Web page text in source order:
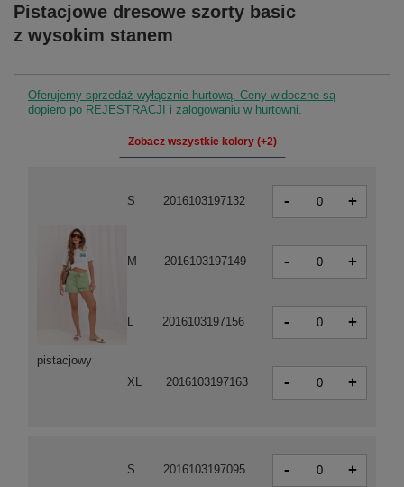
Pistacjowe dresowe szorty basic
z wysokim stanem
Oferujemy sprzedaż wyłącznie hurtową. Ceny widoczne są
dopiero po REJESTRACJI i zalogowaniu w hurtowni.
Zobacz wszystkie kolory (+2)
pistacjowy
S 2016103197132 - +
M 2016103197149 - +
L 2016103197156 - +
XL 2016103197163 - +
S 2016103197095 - +